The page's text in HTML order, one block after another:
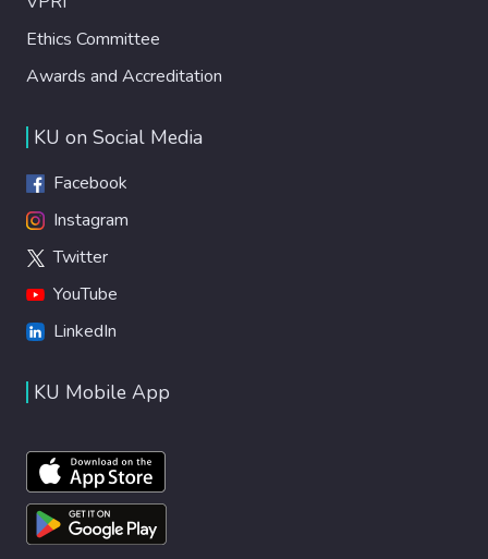
Ethics Committee
Awards and Accreditation
KU on Social Media
Facebook
Instagram
Twitter
YouTube
LinkedIn
KU Mobile App